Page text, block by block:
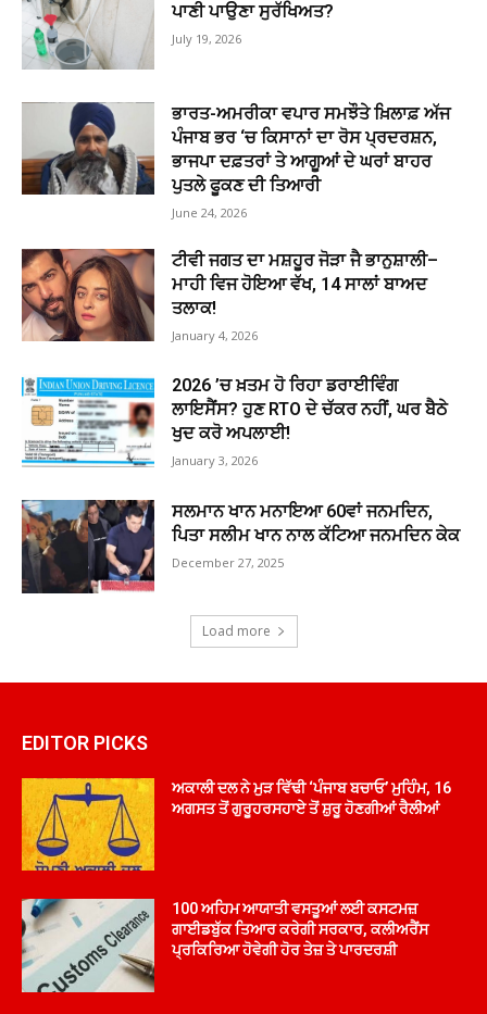
ਪਾਣੀ ਪਾਉਣਾ ਸੁਰੱਖਿਅਤ?
July 19, 2026
ਭਾਰਤ-ਅਮਰੀਕਾ ਵਪਾਰ ਸਮਝੌਤੇ ਖ਼ਿਲਾਫ਼ ਅੱਜ
ਪੰਜਾਬ ਭਰ ‘ਚ ਕਿਸਾਨਾਂ ਦਾ ਰੋਸ ਪ੍ਰਦਰਸ਼ਨ,
ਭਾਜਪਾ ਦਫ਼ਤਰਾਂ ਤੇ ਆਗੂਆਂ ਦੇ ਘਰਾਂ ਬਾਹਰ
ਪੁਤਲੇ ਫੂਕਣ ਦੀ ਤਿਆਰੀ
June 24, 2026
ਟੀਵੀ ਜਗਤ ਦਾ ਮਸ਼ਹੂਰ ਜੋੜਾ ਜੈ ਭਾਨੁਸ਼ਾਲੀ–
ਮਾਹੀ ਵਿਜ ਹੋਇਆ ਵੱਖ, 14 ਸਾਲਾਂ ਬਾਅਦ
ਤਲਾਕ!
January 4, 2026
2026 ’ਚ ਖ਼ਤਮ ਹੋ ਰਿਹਾ ਡਰਾਈਵਿੰਗ
ਲਾਇਸੈਂਸ? ਹੁਣ RTO ਦੇ ਚੱਕਰ ਨਹੀਂ, ਘਰ ਬੈਠੇ
ਖੁਦ ਕਰੋ ਅਪਲਾਈ!
January 3, 2026
ਸਲਮਾਨ ਖਾਨ ਮਨਾਇਆ 60ਵਾਂ ਜਨਮਦਿਨ,
ਪਿਤਾ ਸਲੀਮ ਖਾਨ ਨਾਲ ਕੱਟਿਆ ਜਨਮਦਿਨ ਕੇਕ
December 27, 2025
Load more
EDITOR PICKS
ਅਕਾਲੀ ਦਲ ਨੇ ਮੁੜ ਵਿੱਢੀ ‘ਪੰਜਾਬ ਬਚਾਓ’ ਮੁਹਿੰਮ, 16
ਅਗਸਤ ਤੋਂ ਗੁਰੂਹਰਸਹਾਏ ਤੋਂ ਸ਼ੁਰੂ ਹੋਣਗੀਆਂ ਰੈਲੀਆਂ
100 ਅਹਿਮ ਆਯਾਤੀ ਵਸਤੂਆਂ ਲਈ ਕਸਟਮਜ਼
ਗਾਈਡਬੁੱਕ ਤਿਆਰ ਕਰੇਗੀ ਸਰਕਾਰ, ਕਲੀਅਰੈਂਸ
ਪ੍ਰਕਿਰਿਆ ਹੋਵੇਗੀ ਹੋਰ ਤੇਜ਼ ਤੇ ਪਾਰਦਰਸ਼ੀ